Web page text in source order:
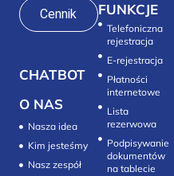
Cennik
CHATBOT
O NAS
Nasza idea
Kim jesteśmy
Nasz zespół
FUNKCJE
Telefoniczna
rejestracja
E-rejestracja
Płatności
internetowe
Lista
rezerwowa
Podpisywanie
dokumentów
na tablecie